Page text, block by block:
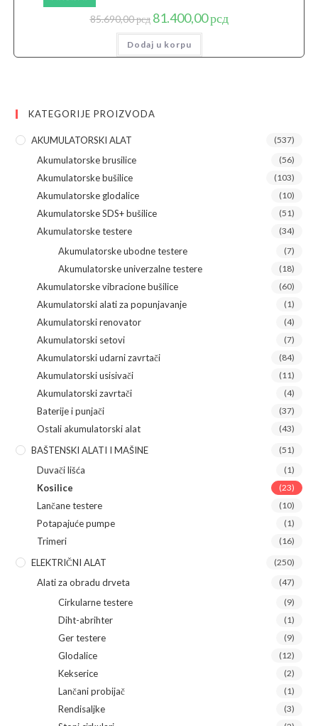
85.690,00рсд Originalna
cena
je
bila:
85.690,00 рсд.
81.400,00рсдTrenutna
cena
Dodaj u korpu
KATEGORIJE PROIZVODA
AKUMULATORSKI ALAT (537)
Akumulatorske brusilice (56)
Akumulatorske bušilice (103)
Akumulatorske glodalice (10)
Akumulatorske SDS+ bušilice (51)
Akumulatorske testere (34)
Akumulatorske ubodne testere (7)
Akumulatorske univerzalne testere (18)
Akumulatorske vibracione bušilice (60)
Akumulatorski alati za popunjavanje (1)
Akumulatorski renovator (4)
Akumulatorski setovi (7)
Akumulatorski udarni zavrtači (84)
Akumulatorski usisivači (11)
Akumulatorski zavrtači (4)
Baterije i punjači (37)
Ostali akumulatorski alat (43)
BAŠTENSKI ALATI I MAŠINE (51)
Duvači lišća (1)
Kosilice (23)
Lančane testere (10)
Potapajuće pumpe (1)
Trimeri (16)
ELEKTRIČNI ALAT (250)
Alati za obradu drveta (47)
Cirkularne testere (9)
Diht-abrihter (1)
Ger testere (9)
Glodalice (12)
Kekserice (2)
Lančani probijač (1)
Rendisaljke (3)